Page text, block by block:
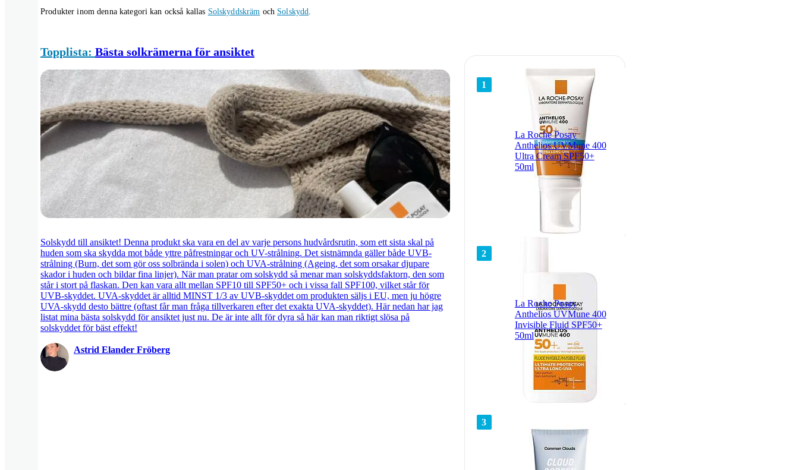
Produkter inom denna kategori kan också kallas Solskyddskräm och Solskydd.
Topplista: Bästa solkrämerna för ansiktet
Solskydd till ansiktet! Denna produkt ska vara en del av varje persons hudvårdsrutin, som ett sista skal på
huden som ska skydda mot både yttre påfrestningar och UV-strålning. Det sistnämnda gäller både UVB-
strålning (Burn, det som gör oss solbrända i solen) och UVA-strålning (Ageing, det som orsakar djupare
skador i huden och bildar fina linjer). När man pratar om solskydd så menar man solskyddsfaktorn, den som
står i stort på flaskan. Den kan vara allt mellan SPF10 till SPF50+ och i vissa fall SPF100, vilket står för
UVB-skyddet. UVA-skyddet är alltid MINST 1/3 av UVB-skyddet om produkten säljs i EU, men ju högre
UVA-skydd desto bättre (oftast får man fråga tillverkaren efter det exakta UVA-skyddet). Här nedan har jag
listat mina bästa solskydd för ansiktet just nu. De är inte allt för dyra så här kan man riktigt slösa på
solskyddet för bäst effekt!
Astrid Elander Fröberg
1
La Roche Posay
Anthelios UVMune 400
Ultra Cream SPF50+
50ml
2
La Roche Posay
Anthelios UVMune 400
Invisible Fluid SPF50+
50ml
3